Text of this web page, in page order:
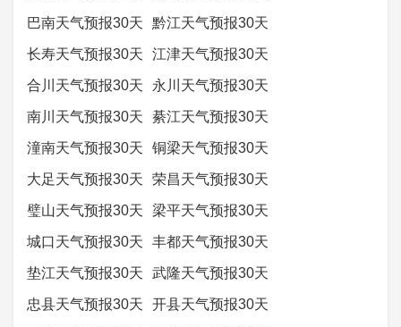
巴南天气预报30天 黔江天气预报30天
长寿天气预报30天 江津天气预报30天
合川天气预报30天 永川天气预报30天
南川天气预报30天 綦江天气预报30天
潼南天气预报30天 铜梁天气预报30天
大足天气预报30天 荣昌天气预报30天
璧山天气预报30天 梁平天气预报30天
城口天气预报30天 丰都天气预报30天
垫江天气预报30天 武隆天气预报30天
忠县天气预报30天 开县天气预报30天